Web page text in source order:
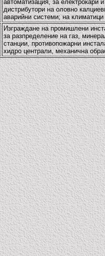
автоматизация, за електрокари
дистрибутори на оловно
аварийни системи; на
Изграждане на промишлени
за разпределение на газ,
станции, противопожарни
хидро централи, механична